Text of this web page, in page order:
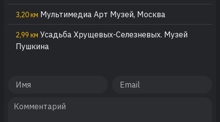
3,20 км Мультимедиа Арт Музей, Москва
2,99 км Усадьба Хрущевых-Селезневых. Музей
Пушкина